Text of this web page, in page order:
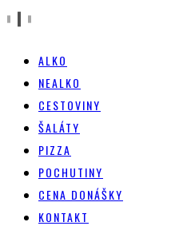
ALKO
NEALKO
CESTOVINY
ŠALÁTY
PIZZA
POCHUTINY
CENA DONÁŠKY
KONTAKT